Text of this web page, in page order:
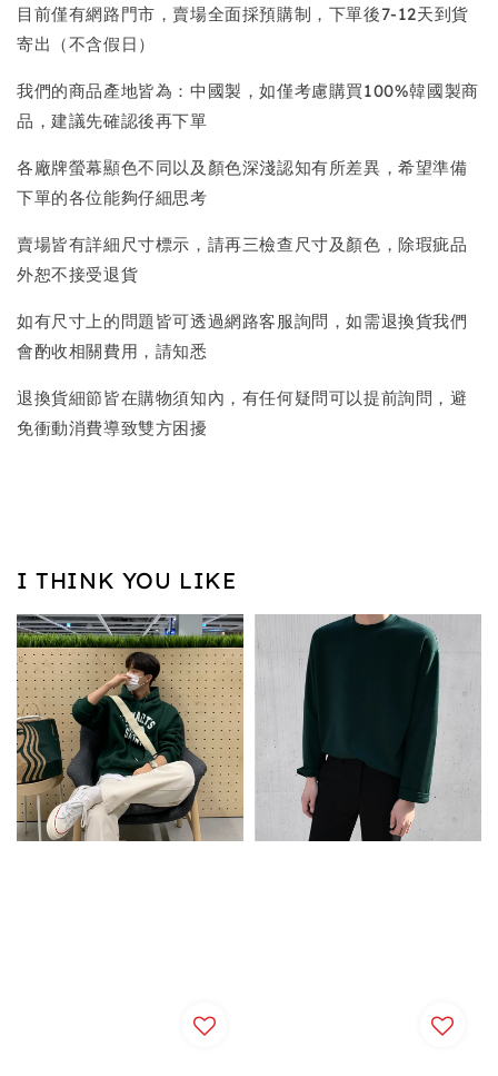
目前僅有網路門市，賣場全面採預購制，下單後7-12天到貨
寄出（不含假日）
我們的商品產地皆為：中國製，如僅考慮購買100%韓國製商
品，建議先確認後再下單
各廠牌螢幕顯色不同以及顏色深淺認知有所差異，希望準備
下單的各位能夠仔細思考
賣場皆有詳細尺寸標示，請再三檢查尺寸及顏色，除瑕疵品
外恕不接受退貨
如有尺寸上的問題皆可透過網路客服詢問，如需退換貨我們
會酌收相關費用，請知悉
退換貨細節皆在購物須知內，有任何疑問可以提前詢問，避
免衝動消費導致雙方困擾
I THINK YOU LIKE